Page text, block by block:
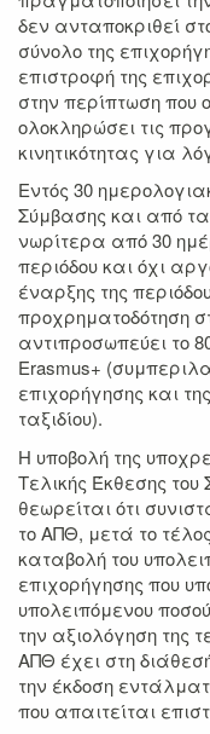
δεν ανταποκριθεί
σύνολο της
επιστροφή της
στην περίπτωση που
ολοκληρώσει τις
κινητικότητας για
Εντός 30
Σύμβασης και από
νωρίτερα από 30
περιόδου και όχι
έναρξης της
προχρηματοδότηση
αντιπροσωπεύει το
Erasmus+
επιχορήγησης και
ταξιδίου).
Η υποβολή της
Τελικής Έκθεσης
θεωρείται ότι
το ΑΠΘ, μετά το
καταβολή του
επιχορήγησης που
υπολειπόμενου
την αξιολόγηση της
ΑΠΘ έχει στη
την έκδοση
που απαιτείται